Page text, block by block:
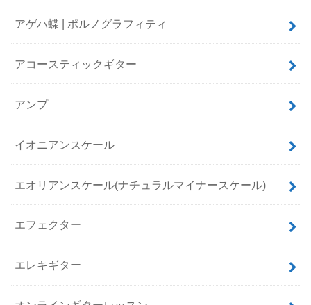
アゲハ蝶 | ポルノグラフィティ
アコースティックギター
アンプ
イオニアンスケール
エオリアンスケール(ナチュラルマイナースケール)
エフェクター
エレキギター